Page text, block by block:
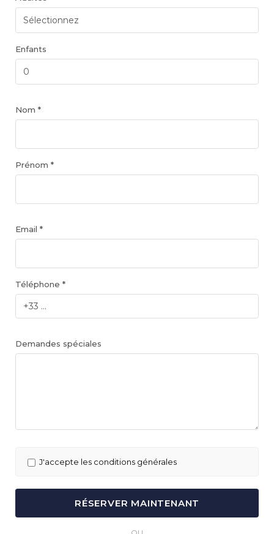
Enfants
Nom *
Prénom *
Email *
Téléphone *
Demandes spéciales
J'accepte les conditions générales